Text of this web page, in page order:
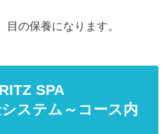
の保養になります。
SPA
ステム～コース内